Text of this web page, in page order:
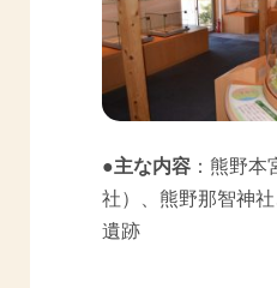
●主な内容 ：熊野
社）、熊野那智神
遺跡